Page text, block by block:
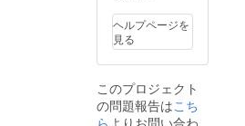
ず備考
欄に掲
載を希
望され
前をご
記入く
ださ
全種を1
枚ず
つ） ※
クレ
名は全
角8文字
（半角
ヘルプページを
見る
このプロジェクト
の問題報告はこち
ら よりお問い合わ